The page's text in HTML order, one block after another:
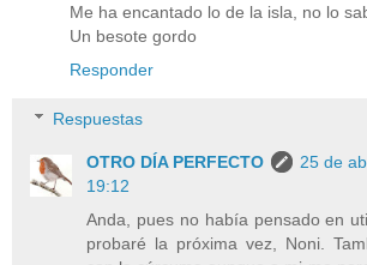
Me ha encantado lo de la isla, no lo
Un besote gordo
Responder
Respuestas
OTRO DÍA PERFECTO
25 de
19:12
Anda, pues no había pensado en
probaré la próxima vez, Noni.